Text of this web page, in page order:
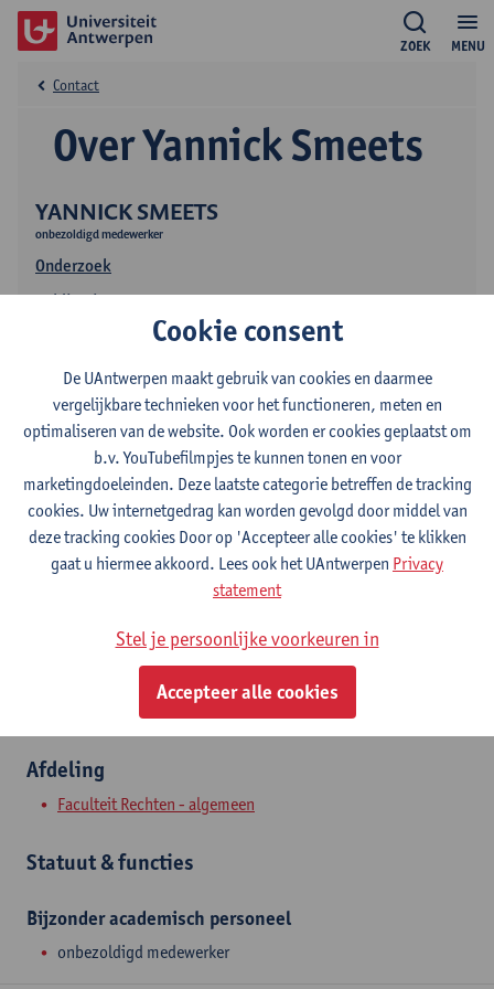
MENU
ZOEK
YANNICK SMEETS
onbezoldigd medewerker
Onderzoek
Publicaties
Over Yannick Smeets
Contact
Contact
Stadscampus
Venusstraat 23
2000 Antwerpen, BEL
Afdeling
Faculteit Rechten - algemeen
Statuut & functies
Bijzonder academisch personeel
onbezoldigd medewerker
Cookie consent
De UAntwerpen maakt gebruik van cookies en daarmee
vergelijkbare technieken voor het functioneren, meten en
optimaliseren van de website. Ook worden er cookies geplaatst om
b.v. YouTubefilmpjes te kunnen tonen en voor
marketingdoeleinden. Deze laatste categorie betreffen de tracking
cookies. Uw internetgedrag kan worden gevolgd door middel van
deze tracking cookies Door op 'Accepteer alle cookies' te klikken
gaat u hiermee akkoord. Lees ook het UAntwerpen Privacy
statement
Stel je persoonlijke voorkeuren in
Accepteer alle cookies